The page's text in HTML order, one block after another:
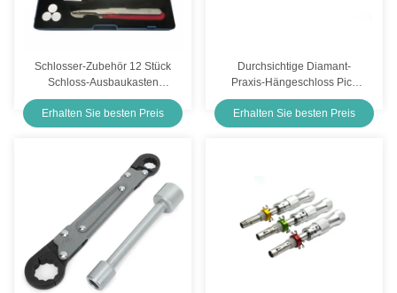
Schlosser-Zubehör 12 Stück
Schloss-Ausbaukasten
Öffnungsschloss-Pick-Set
Schrank
Erhalten Sie besten Preis
Durchsichtige Diamant-
Praxis-Hängeschloss Pick
Lock Kit Kombination von
Ausrüstung
Erhalten Sie besten Preis